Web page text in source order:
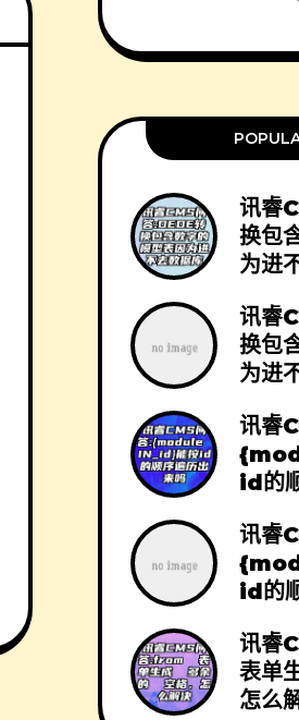
讯睿
换包
为进
讯睿
换包
为进
讯睿
id的
讯睿
id的
讯睿
表单
怎么